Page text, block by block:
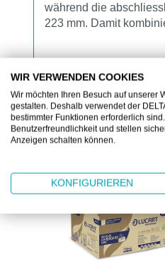
während die
223 mm. Damit
ZUBEHÖR
WIR VERWENDEN COOKIES
Wir möchten Ihren Besuch auf unserer
gestalten. Deshalb verwendet der
bestimmter Funktionen erforderlich
Benutzerfreundlichkeit und stellen
Anzeigen schalten können.
KONFIGURIEREN